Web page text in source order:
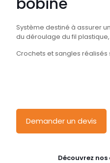
Système destiné à assurer
du déroulage du fil
Crochets et sangles
Demander un devis
Découvrez